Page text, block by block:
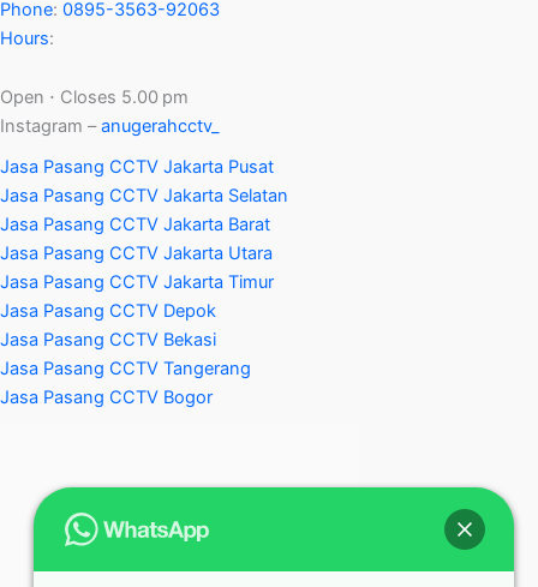
Phone: 0895-3563-92063
Hours:
Open ⋅ Closes 5.00 pm
Instagram –anugerahcctv_
Jasa Pasang CCTV Jakarta Pusat
Jasa Pasang CCTV Jakarta Selatan
Jasa Pasang CCTV Jakarta Barat
Jasa Pasang CCTV Jakarta Utara
Jasa Pasang CCTV Jakarta Timur
Jasa Pasang CCTV Depok
Jasa Pasang CCTV Bekasi
Jasa Pasang CCTV Tangerang
Jasa Pasang CCTV Bogor